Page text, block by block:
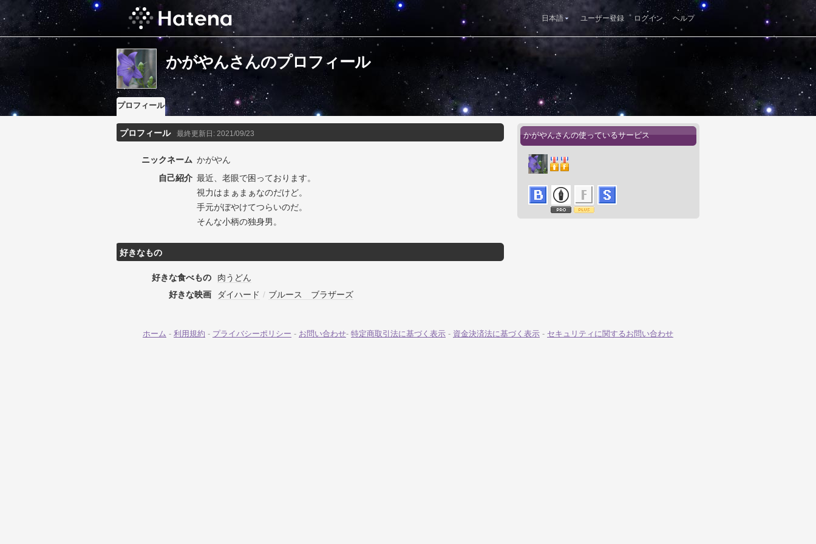
日本語 ユーザー登録 ログイン ヘルプ
かがやんさんのプロフィール
プロフィール
プロフィール 最終更新日: 2021/09/23
ニックネーム かがやん
自己紹介 最近、老眼で困っております。
視力はまぁまぁなのだけど。
手元がぼやけてつらいのだ。
そんな小柄の独身男。
好きなもの
好きな食べもの
肉うどん
好きな映画
ダイハード / ブルース ブラザーズ
かがやんさんの使っているサービス
ホーム - 利用規約 - プライバシーポリシー - お問い合わせ- 特定商取引法に基づく表示 - 資金決済法に基づく表示 - セキュリティに関するお問い合わせ